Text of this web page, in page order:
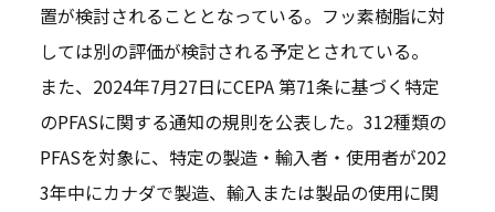
置が検討されることとなっている。フッ素樹脂に対
しては別の評価が検討される予定とされている。
また、2024年7月27日にCEPA 第71条に基づく特定
のPFASに関する通知の規則を公表した。312種類の
PFASを対象に、特定の製造・輸入者・使用者が202
3年中にカナダで製造、輸入または製品の使用に関